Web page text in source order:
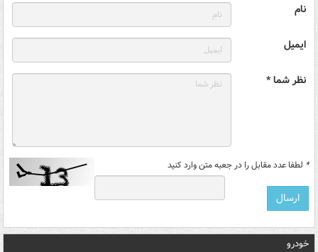
نام
ایمیل
نظر شما *
* لطفا عدد مقابل را در جعبه متن وارد کنید
خودرو